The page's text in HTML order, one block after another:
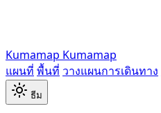
Kumamap Kumamap
แผนที่ พื้นที่ วางแผนการเดินทาง
ธีม